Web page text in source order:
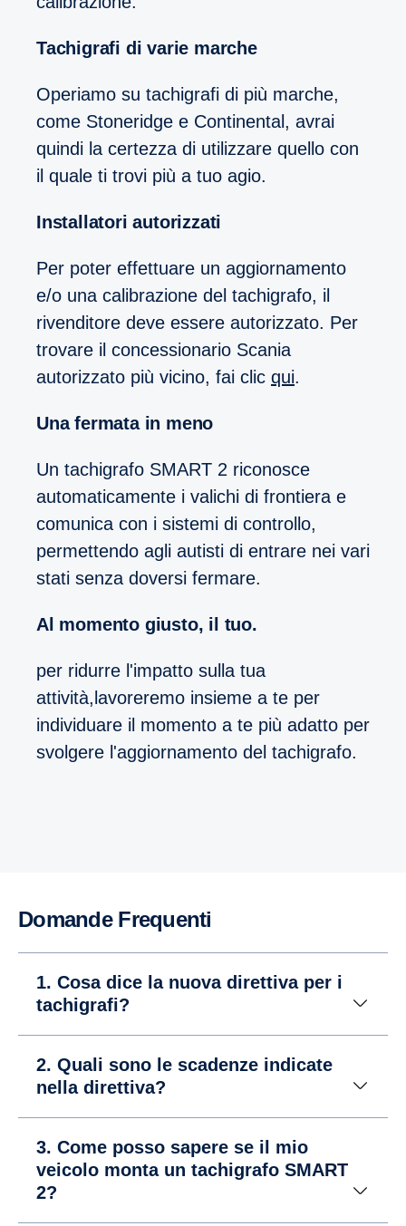
Tachigrafi di varie marche
Operiamo su tachigrafi di più marche,
come Stoneridge e Continental, avrai
quindi la certezza di utilizzare quello con
il quale ti trovi più a tuo agio.
Installatori autorizzati
Per poter effettuare un aggiornamento
e/o una calibrazione del tachigrafo, il
rivenditore deve essere autorizzato. Per
trovare il concessionario Scania
autorizzato più vicino, fai clic qui.
Una fermata in meno
Un tachigrafo SMART 2 riconosce
automaticamente i valichi di frontiera e
comunica con i sistemi di controllo,
permettendo agli autisti di entrare nei vari
stati senza doversi fermare.
Al momento giusto, il tuo.
per ridurre l'impatto sulla tua
attività,lavoreremo insieme a te per
individuare il momento a te più adatto per
svolgere l'aggiornamento del tachigrafo.
Domande Frequenti
1. Cosa dice la nuova direttiva per i
tachigrafi?
2. Quali sono le scadenze indicate
nella direttiva?
3. Come posso sapere se il mio
veicolo monta un tachigrafo SMART
2?